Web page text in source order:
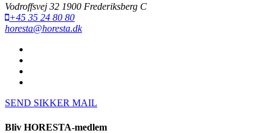
Vodroffsvej 32 1900 Frederiksberg C
+45 35 24 80 80
horesta@horesta.dk
SEND SIKKER MAIL
Bliv HORESTA-medlem